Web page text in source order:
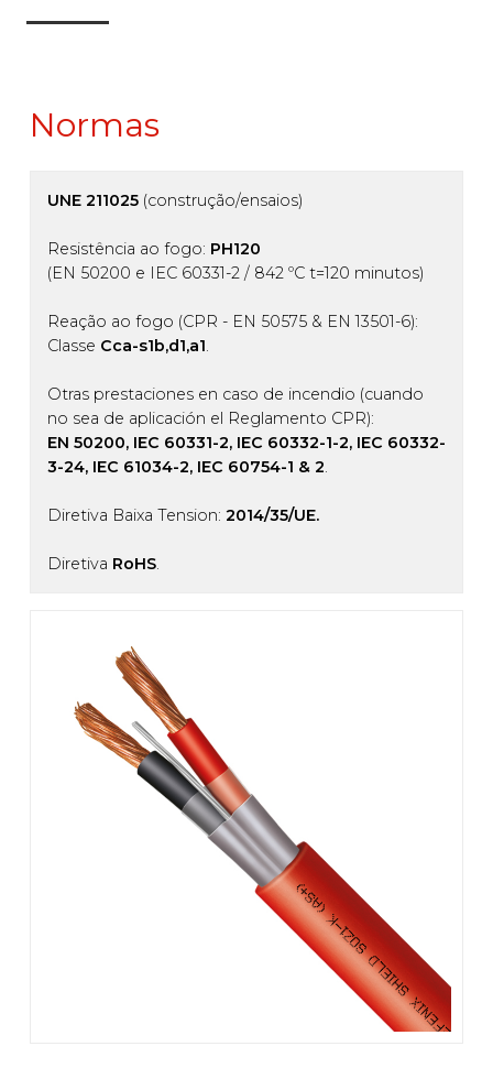
Normas
UNE 211025 (construção/ensaios)
Resistência ao fogo: PH120
(EN 50200 e IEC 60331-2 / 842 ºC t=120 minutos)
Reação ao fogo (CPR - EN 50575 & EN 13501-6):
Classe Cca-s1b,d1,a1.
Otras prestaciones en caso de incendio (cuando
no sea de aplicación el Reglamento CPR):
EN 50200, IEC 60331-2, IEC 60332-1-2, IEC 60332-
3-24, IEC 61034-2, IEC 60754-1 & 2.
Diretiva Baixa Tension: 2014/35/UE.
Diretiva RoHS.